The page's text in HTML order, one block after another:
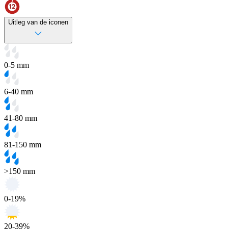
Uitleg van de iconen
0-5 mm
6-40 mm
41-80 mm
81-150 mm
>150 mm
0-19%
20-39%